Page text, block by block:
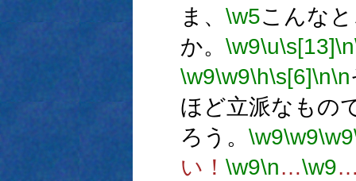
ま、 \w5こんな
か。 \w9\u\s[13]\n
\w9\w9\h\s[6]\n\n
ほど立派なもの
ろう。 \w9\w9\w9
い！ \w9\n…\w9